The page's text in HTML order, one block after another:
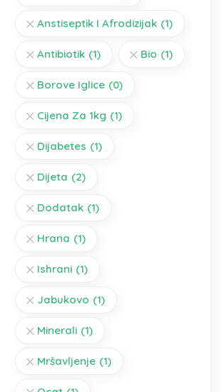
Anstiseptik I Afrodizijak (1)
Antibiotik (1) Bio (1)
Borove Iglice (0)
Cijena Za 1kg (1)
Dijabetes (1)
Dijeta (2)
Dodatak (1)
Hrana (1)
Ishrani (1)
Jabukovo (1)
Minerali (1)
Mršavljenje (1)